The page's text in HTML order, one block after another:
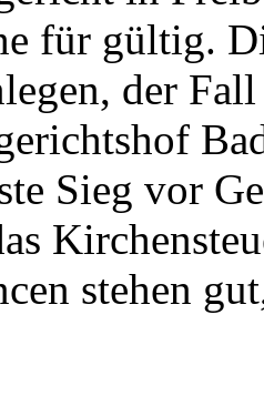
für gültig.
der
Sieg vor
stehen